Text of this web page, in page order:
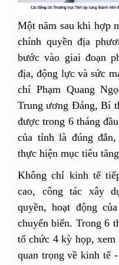
Một năm sau khi hợp
chính quyền địa
bước vào giai đoạn
địa, động lực và sức
chí Phạm Quang
Trung ương Đảng, Bí
được trong 6 tháng
của tỉnh là đúng
thực hiện mục tiêu
Không chỉ kinh tế
cao, công tác xây
quyền, hoạt động
chuyển biến. Trong 6
tổ chức 4 kỳ họp,
quan trọng về kinh tế